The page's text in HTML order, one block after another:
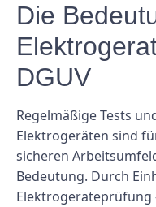
Die
DGUV
Regelmäßige Tests
Elektrogeräten sind
sicheren
Bedeutung. Durch
Elektrogerateprüfung